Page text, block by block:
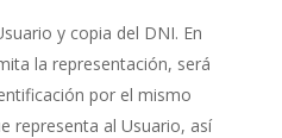
y copia del DNI. En
la representación, será
por el mismo
representa al Usuario, así